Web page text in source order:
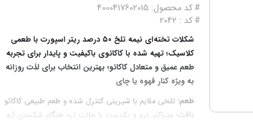
# کد محصول: 4000417602015
# کد : 2042
شکلات تخته‌ای نیمه تلخ ۵۰ درصد ریتر اسپورت با طعمی
کلاسیک؛ تهیه شده با کاکائوی باکیفیت و پایدار برای تجربه
طعم عمیق و متعادل کاکائو؛ بهترین انتخاب برای لذت روزانه
به ویژه کنار قهوه یا چای
طعم: تلخی ملایم با شیرینی کنترل شده و طعم طبیعی کاکائو
بافت: متراکم، نرم و یکدست با حالت ترد هنگام شکستن (به‌